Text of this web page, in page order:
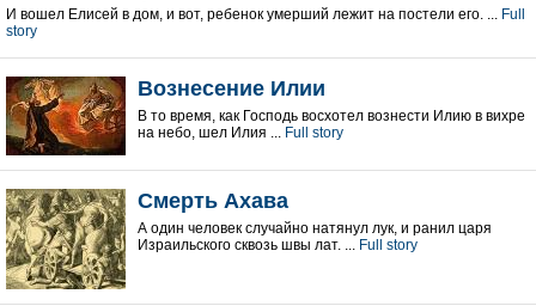
И вошел Елисей в дом, и вот, ребенок умерший лежит на постели его. ... Full
story
Вознесение Илии
В то время, как Господь восхотел вознести Илию в вихре
на небо, шел Илия ... Full story
Смерть Ахава
А один человек случайно натянул лук, и ранил царя
Израильского сквозь швы лат. ... Full story